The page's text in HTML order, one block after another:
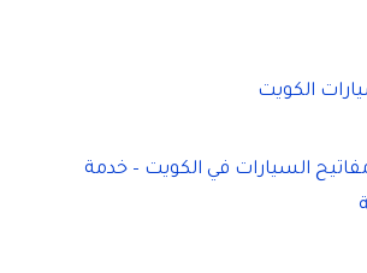
الكويت
السيارات في الكويت – خدمة